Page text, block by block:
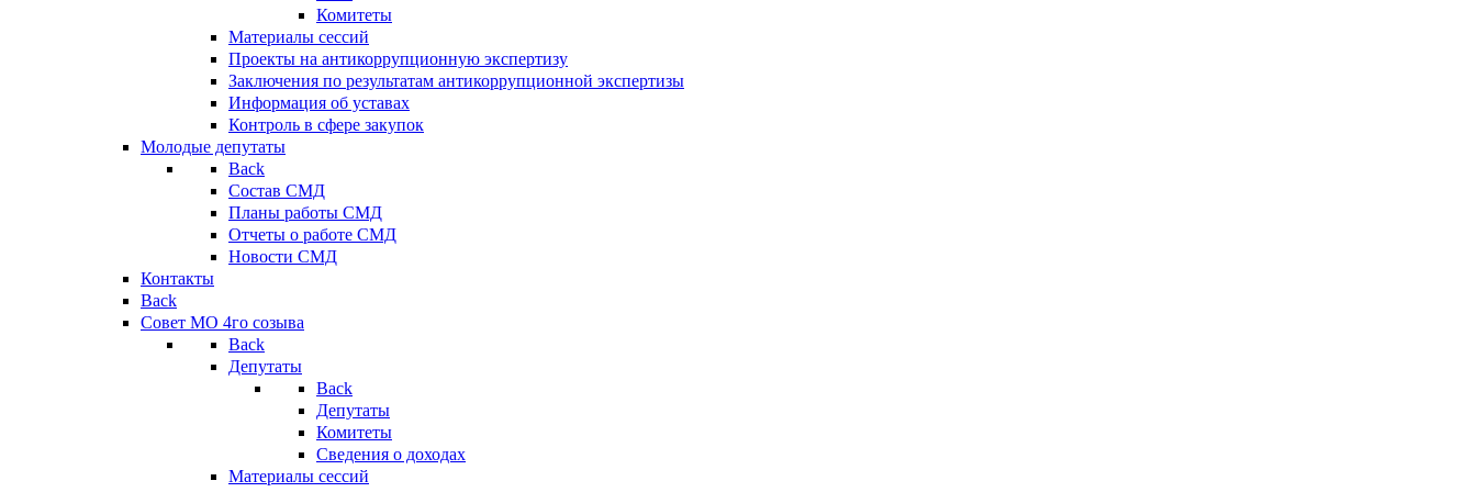
Комитеты
Материалы сессий
Проекты на антикоррупционную экспертизу
Заключения по результатам антикоррупционной экспертизы
Информация об уставах
Контроль в сфере закупок
Молодые депутаты
Back
Состав СМД
Планы работы СМД
Отчеты о работе СМД
Новости СМД
Контакты
Back
Совет МО 4го созыва
Back
Депутаты
Back
Депутаты
Комитеты
Сведения о доходах
Материалы сессий